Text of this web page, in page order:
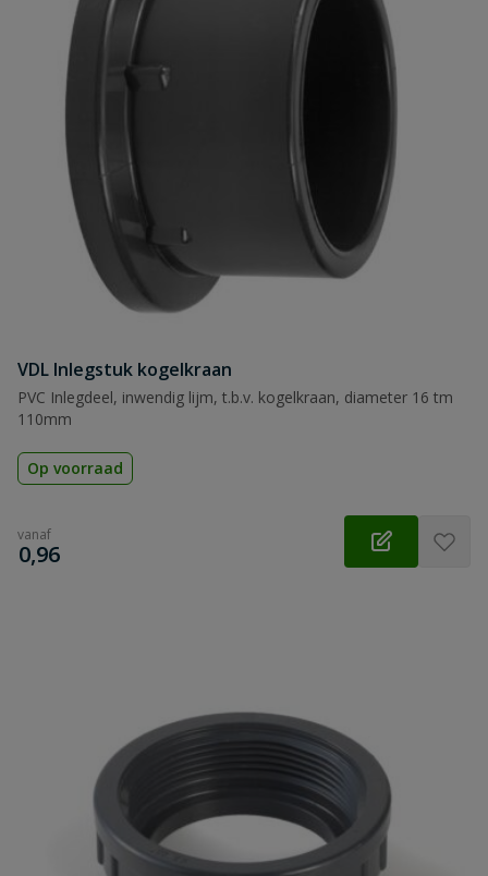
VDL Inlegstuk kogelkraan
PVC Inlegdeel, inwendig lijm, t.b.v. kogelkraan, diameter 16 tm
110mm
Op voorraad
vanaf
€
0,96